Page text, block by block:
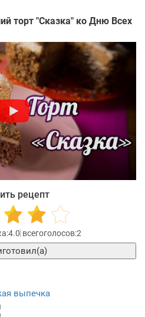
торт "Сказка" ко Дню Всех
рецепт
4.0 2
выпечка